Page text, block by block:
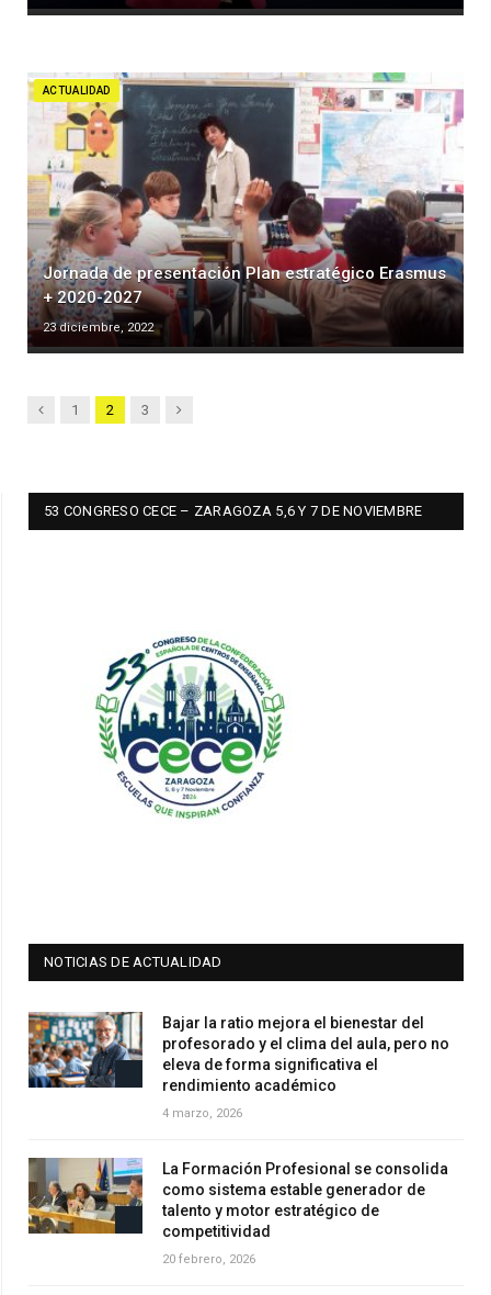
ACTUALIDAD
Jornada de presentación Plan estratégico Erasmus
+ 2020-2027
23 diciembre, 2022
Anterior
1 2 3 Siguiente
53 CONGRESO CECE – ZARAGOZA 5,6 Y 7 DE NOVIEMBRE
NOTICIAS DE ACTUALIDAD
Bajar la ratio mejora el bienestar del
profesorado y el clima del aula, pero no
eleva de forma significativa el
rendimiento académico
4 marzo, 2026
La Formación Profesional se consolida
como sistema estable generador de
talento y motor estratégico de
competitividad
20 febrero, 2026